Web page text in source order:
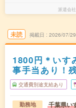
派遣会社
未読 掲載日 2026/07/29
1800円＊いす
事手当あり！
交通費別途支給あり
勤務地 千葉県い